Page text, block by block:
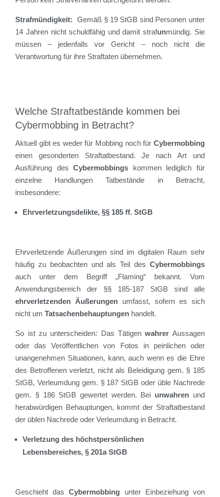
Strafmündigkeit: Gemäß § 19 StGB sind Personen unter
14 Jahren nicht schuldfähig und damit strafunmündig. Sie
müssen – jedenfalls vor Gericht – noch nicht die
Verantwortung für ihre Straftaten übernehmen.
Welche Straftatbestände kommen bei
Cybermobbing in Betracht?
Aktuell gibt es weder für Mobbing noch für Cybermobbing
einen gesonderten Straftatbestand. Je nach Art und
Ausführung desCybermobbings kommen lediglich für
einzelne Handlungen Tatbestände in Betracht,
insbesondere:
Ehrverletzungsdelikte, §§ 185 ff. StGB
Ehrverletzende Äußerungen sind im digitalen Raum sehr
häufig zu beobachten und als Teil des Cybermobbings
auch unter dem Begriff „Flaming“ bekannt. Vom
Anwendungsbereich der §§ 185-187 StGB sind alle
ehrverletzenden Äußerungen umfasst, sofern es sich
nicht umTatsachenbehauptungen handelt.
So ist zu unterscheiden: Das Tätigenwahrer Aussagen
oder das Veröffentlichen von Fotos in peinlichen oder
unangenehmen Situationen, kann, auch wenn es die Ehre
des Betroffenen verletzt, nicht als Beleidigung gem. § 185
StGB, Verleumdung gem. § 187 StGB oder üble Nachrede
gem. § 186 StGB gewertet werden. Bei unwahrenund
herabwürdigen Behauptungen, kommt der Straftatbestand
der üblen Nachrede oder Verleumdung in Betracht.
Verletzung des höchstpersönlichen
Lebensbereiches, § 201a StGB
Geschieht dasCybermobbing unter Einbeziehung von